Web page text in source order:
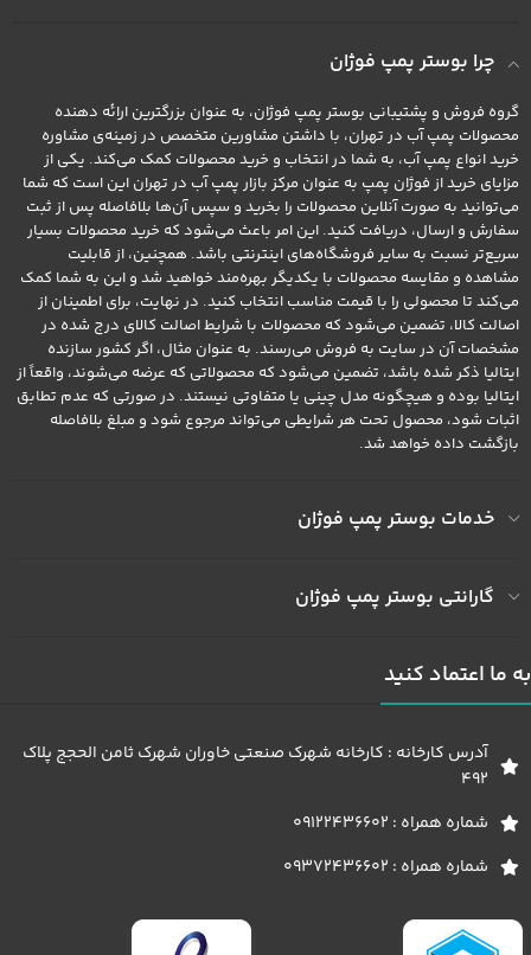
چرا بوستر پمپ فوژان
گروه فروش و پشتیبانی بوستر پمپ فوژان، به عنوان بزرگترین ارائه دهنده
محصولات پمپ آب در تهران، با داشتن مشاورین متخصص در زمینه‌ی مشاوره
خرید انواع پمپ آب، به شما در انتخاب و خرید محصولات کمک می‌کند. یکی از
مزایای خرید از فوژان پمپ به عنوان مرکز بازار پمپ آب در تهران این است که شما
می‌توانید به صورت آنلاین محصولات را بخرید و سپس آن‌ها بلافاصله پس از ثبت
سفارش و ارسال، دریافت کنید. این امر باعث می‌شود که خرید محصولات بسیار
سریع‌تر نسبت به سایر فروشگاه‌های اینترنتی باشد. همچنین، از قابلیت
مشاهده و مقایسه محصولات با یکدیگر بهره‌مند خواهید شد و این به شما کمک
می‌کند تا محصولی را با قیمت مناسب انتخاب کنید. در نهایت، برای اطمینان از
اصالت کالا، تضمین می‌شود که محصولات با شرایط اصالت کالای درج شده در
مشخصات آن در سایت به فروش می‌رسند. به عنوان مثال، اگر کشور سازنده
ایتالیا ذکر شده باشد، تضمین می‌شود که محصولاتی که عرضه می‌شوند، واقعاً از
ایتالیا بوده و هیچگونه مدل چینی یا متفاوتی نیستند. در صورتی که عدم تطابق
اثبات شود، محصول تحت هر شرایطی می‌تواند مرجوع شود و مبلغ بلافاصله
بازگشت داده خواهد شد.
خدمات بوستر پمپ فوژان
گارانتی بوستر پمپ فوژان
به ما اعتماد کنید
آدرس کارخانه : کارخانه شهرک صنعتی خاوران شهرک ثامن الحجج پلاک
492
شماره همراه : 09122436602
شماره همراه : 09372436602